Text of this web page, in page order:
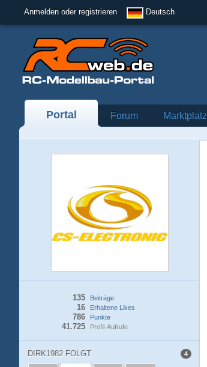
Anmelden oder registrieren Deutsch
Portal Forum Marktplatz
Beiträge
135
Erhaltene Likes
16
Punkte
786
Profil-Aufrufe
41.725
DIRK1982 FOLGT 4